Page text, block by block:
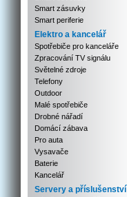
Smart zásuvky
Smart periferie
Elektro a kancelář
Spotřebiče pro kanceláře
Zpracování TV signálu
Světelné zdroje
Telefony
Outdoor
Malé spotřebiče
Drobné nářadí
Domácí zábava
Pro auta
Vysavače
Baterie
Kancelář
Servery a příslušenství